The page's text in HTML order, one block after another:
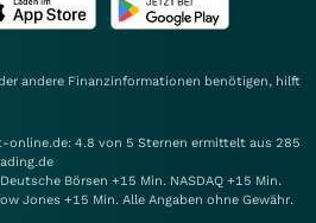
andere Finanzinformationen benötigen, hilft
online.de: 4.8 von 5 Sternen ermittelt aus 285
Börsen +15 Min. NASDAQ +15 Min.
Jones +15 Min. Alle Angaben ohne Gewähr.